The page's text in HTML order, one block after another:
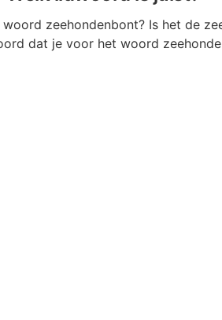
zeehondenbont? Is het de
dat je voor het woord